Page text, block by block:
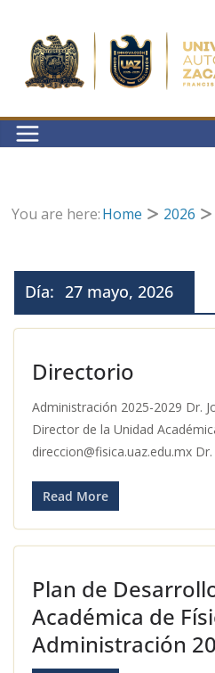
contenido
You are here:Home 2026
Día: 27 mayo, 2026
Directorio
Administración 2025-2029 Dr.
Director de la Unidad
direccion@fisica.uaz.edu.mx
Read More
Plan de
Académica de
Administración